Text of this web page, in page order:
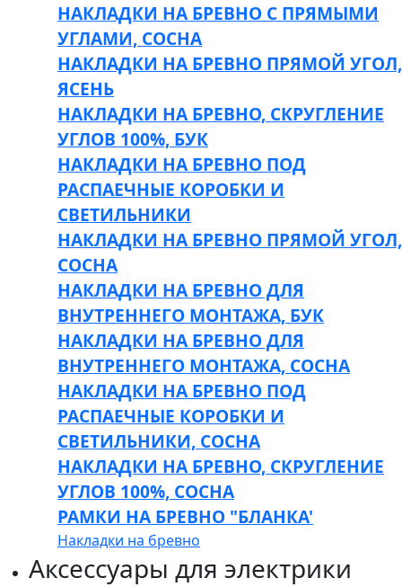
НАКЛАДКИ НА БРЕВНО С ПРЯМЫМИ
УГЛАМИ, СОСНА
НАКЛАДКИ НА БРЕВНО ПРЯМОЙ УГОЛ,
ЯСЕНЬ
НАКЛАДКИ НА БРЕВНО, СКРУГЛЕНИЕ
УГЛОВ 100%, БУК
НАКЛАДКИ НА БРЕВНО ПОД
РАСПАЕЧНЫЕ КОРОБКИ И
СВЕТИЛЬНИКИ
НАКЛАДКИ НА БРЕВНО ПРЯМОЙ УГОЛ,
СОСНА
НАКЛАДКИ НА БРЕВНО ДЛЯ
ВНУТРЕННЕГО МОНТАЖА, БУК
НАКЛАДКИ НА БРЕВНО ДЛЯ
ВНУТРЕННЕГО МОНТАЖА, СОСНА
НАКЛАДКИ НА БРЕВНО ПОД
РАСПАЕЧНЫЕ КОРОБКИ И
СВЕТИЛЬНИКИ, СОСНА
НАКЛАДКИ НА БРЕВНО, СКРУГЛЕНИЕ
УГЛОВ 100%, СОСНА
РАМКИ НА БРЕВНО "БЛАНКА'
Накладки на бревно
Аксессуары для электрики